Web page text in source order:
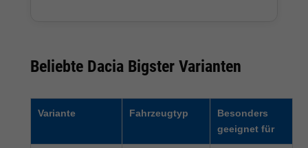
Beliebte Dacia Bigster Varianten
Variante Fahrzeugtyp
Besonders
geeignet für